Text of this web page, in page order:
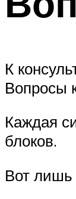
К
Вопросы
Каждая
блоков.
Вот лишь